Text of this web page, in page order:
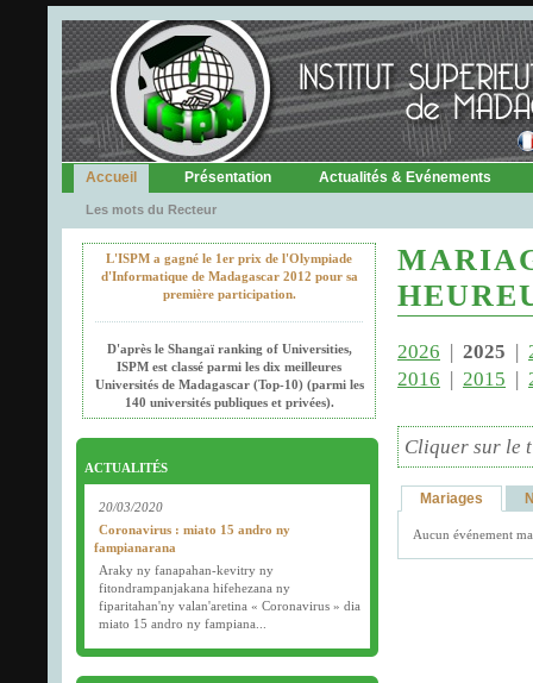
Accueil Présentation Actualités & Evénements
Les mots du Recteur
L'ISPM a gagné le 1er prix de l'Olympiade
d'Informatique de Madagascar 2012 pour sa
première participation.
D'après le Shangaï ranking of Universities,
ISPM est classé parmi les dix meilleures
Universités de Madagascar (Top-10) (parmi les
140 universités publiques et privées).
ACTUALITÉS
20/03/2020
Coronavirus : miato 15 andro ny
fampianarana
Araky ny fanapahan-kevitry ny
fitondrampanjakana hifehezana ny
fiparitahan'ny valan'aretina « Coronavirus » dia
miato 15 andro ny fampiana...
2026 | 2025 |
2016 | 2015 |
Cliquer sur le
Mariages
Aucun événement